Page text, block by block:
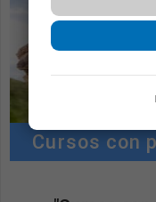
Cursos con